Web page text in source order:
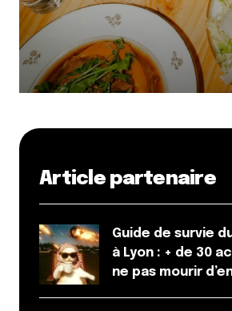
Article partenaire
Guide de survie
à Lyon : + de 30
ne pas mourir